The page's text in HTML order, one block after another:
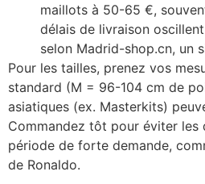
maillots à 50-65 €,
délais de livraison
selon Madrid-shop.cn, un
Pour les tailles, prenez vos
standard (M = 96-104 cm de
asiatiques (ex. Masterkits)
Commandez tôt pour éviter les
période de forte demande,
de Ronaldo.